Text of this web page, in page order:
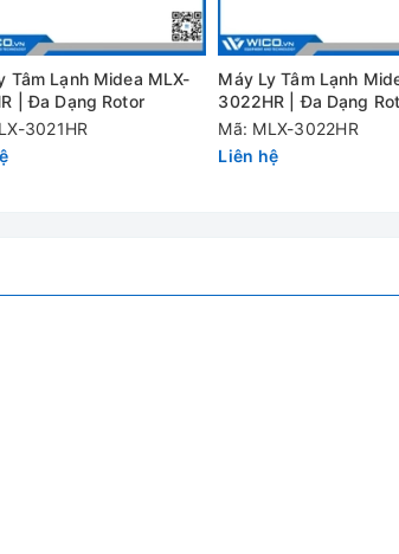
Tâm Lạnh Midea MLX-
| Đa Dạng Rotor
3021HR
Máy Ly Tâm Lạnh
3022HR | Đa Dạng
Mã: MLX-3022HR
Liên hệ